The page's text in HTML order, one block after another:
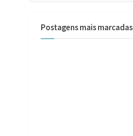
Postagens mais marcadas